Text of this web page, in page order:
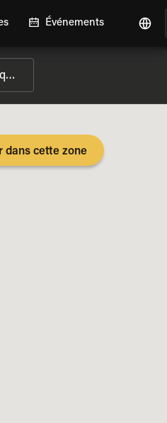
Événements
dans cette zone